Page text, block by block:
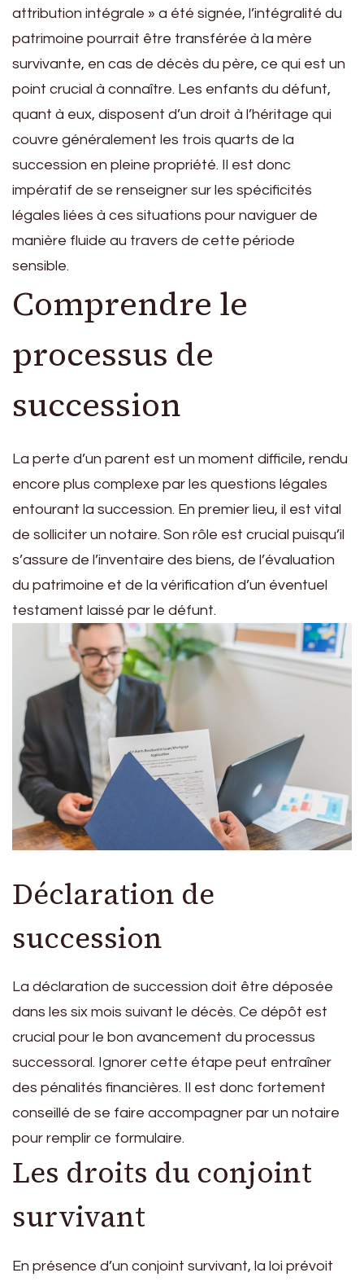
attribution intégrale » a été signée, l’intégralité du
patrimoine pourrait être transférée à la mère
survivante, en cas de décès du père, ce qui est un
point crucial à connaître. Les enfants du défunt,
quant à eux, disposent d’un droit à l’héritage qui
couvre généralement les trois quarts de la
succession en pleine propriété. Il est donc
impératif de se renseigner sur les spécificités
légales liées à ces situations pour naviguer de
manière fluide au travers de cette période
sensible.
Comprendre le
processus de
succession
La perte d’un parent est un moment difficile, rendu
encore plus complexe par les questions légales
entourant la succession. En premier lieu, il est vital
de solliciter un notaire. Son rôle est crucial puisqu’il
s’assure de l’inventaire des biens, de l’évaluation
du patrimoine et de la vérification d’un éventuel
testament laissé par le défunt.
Déclaration de
succession
La déclaration de succession doit être déposée
dans les six mois suivant le décès. Ce dépôt est
crucial pour le bon avancement du processus
successoral. Ignorer cette étape peut entraîner
des pénalités financières. Il est donc fortement
conseillé de se faire accompagner par un notaire
pour remplir ce formulaire.
Les droits du conjoint
survivant
En présence d’un conjoint survivant, la loi prévoit